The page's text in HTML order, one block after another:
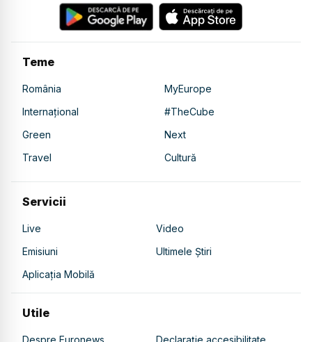
Teme
România
MyEurope
Internațional
#TheCube
Green
Next
Travel
Cultură
Servicii
Live
Video
Emisiuni
Ultimele Știri
Aplicația Mobilă
Utile
Despre Euronews Declarație accesibilitate